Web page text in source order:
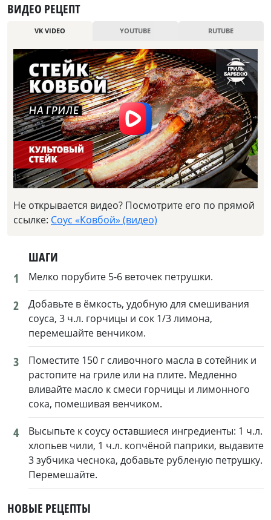
НОВЫЕ РЕЦЕПТЫ
ВИДЕО РЕЦЕПТ
VK VIDEO YOUTUBE RUTUBE
Не открывается видео? Посмотрите его по прямой
ссылке: Соус «Ковбой» (видео)
ШАГИ
1
Мелко порубите 5-6 веточек петрушки.
2
Добавьте в ёмкость, удобную для смешивания
соуса, 3 ч.л. горчицы и сок 1/3 лимона,
перемешайте венчиком.
3
Поместите 150 г сливочного масла в сотейник и
растопите на гриле или на плите. Медленно
вливайте масло к смеси горчицы и лимонного
сока, помешивая венчиком.
4
Высыпьте к соусу оставшиеся ингредиенты: 1 ч.л.
хлопьев чили, 1 ч.л. копчёной паприки, выдавите
3 зубчика чеснока, добавьте рубленую петрушку.
Перемешайте.